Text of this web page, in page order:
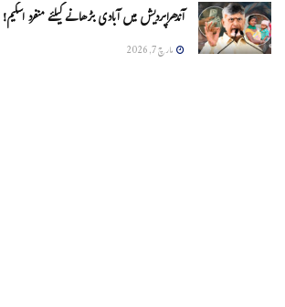
آندھراپردیش میں آبادی بڑھانے کیلئے منفرد اسکیم!
مارچ 7, 2026